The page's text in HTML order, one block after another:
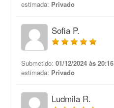
estimada: Privado
Sofia P.
Submetido: 01/12/2024 às 20:16
estimada: Privado
Ludmila R.